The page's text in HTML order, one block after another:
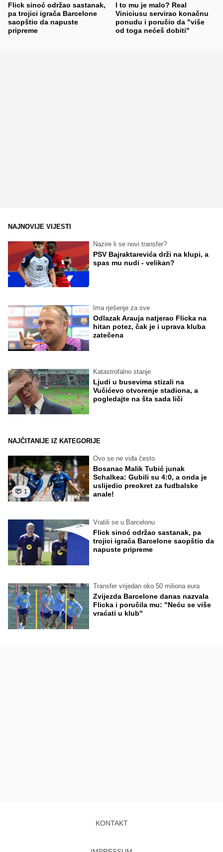
Flick sinoć održao sastanak,
pa trojici igrača Barcelone
saopštio da napuste
pripreme
I to mu je malo? Real
Viniciusu servirao konačnu
ponudu i poručio da "više
od toga nećeš dobiti"
NAJNOVIJE VIJESTI
Nazire li se novi transfer?
PSV Bajraktarevića drži na klupi, a
spas mu nudi - velikan?
Ima rješenje za sve
Odlazak Arauja natjerao Flicka na
hitan potez, čak je i uprava kluba
zatečena
Katastrofalno stanje
Ljudi u busevima stizali na
Vučićevo otvorenje stadiona, a
pogledajte na šta sada liči
NAJČITANIJE IZ KATEGORIJE
1
Ovo se ne viđa često
Bosanac Malik Tubić junak
Schalkea: Gubili su 4:0, a onda je
uslijedio preokret za fudbalske
anale!
Vratili se u Barcelonu
Flick sinoć održao sastanak, pa
trojici igrača Barcelone saopštio da
napuste pripreme
Transfer vrijedan oko 50 miliona eura
Zvijezda Barcelone danas nazvala
Flicka i poručila mu: "Neću se više
vraćati u klub"
KONTAKT